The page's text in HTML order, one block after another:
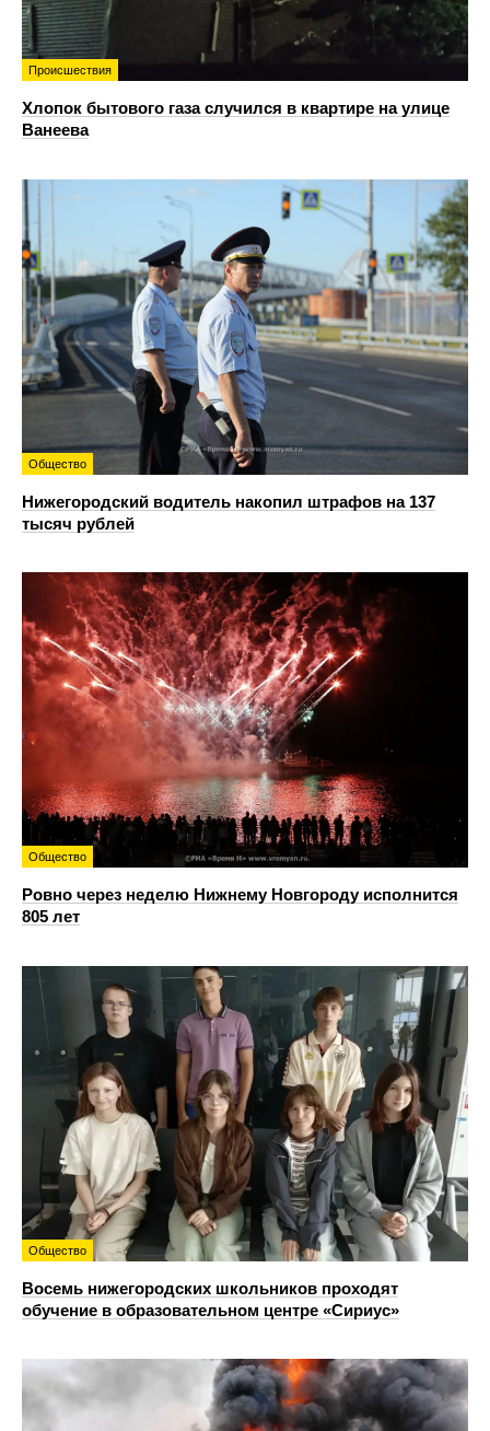
Происшествия
Хлопок бытового газа случился в квартире на улице
Ванеева
Общество
Нижегородский водитель накопил штрафов на 137
тысяч рублей
Общество
Ровно через неделю Нижнему Новгороду исполнится
805 лет
Общество
Восемь нижегородских школьников проходят
обучение в образовательном центре «Сириус»